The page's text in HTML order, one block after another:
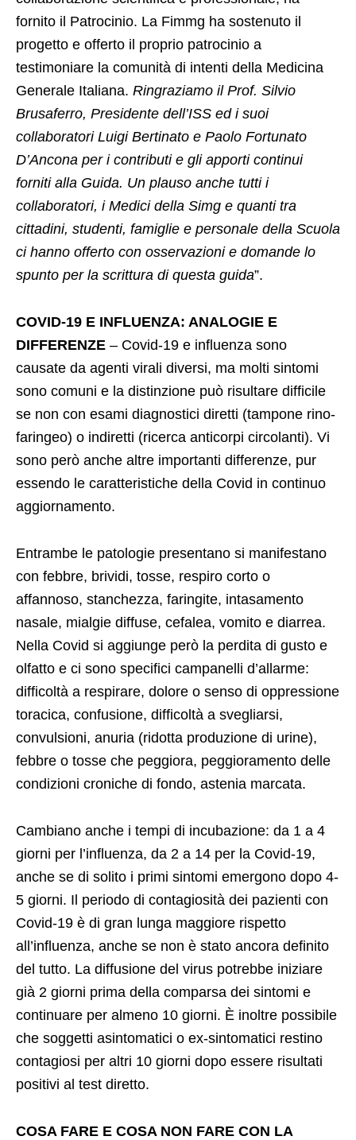
fornito il Patrocinio. La Fimmg ha sostenuto il
progetto e offerto il proprio patrocinio a
testimoniare la comunità di intenti della Medicina
Generale Italiana. Ringraziamo il Prof. Silvio
Brusaferro, Presidente dell’ISS ed i suoi
collaboratori Luigi Bertinato e Paolo Fortunato
D’Ancona per i contributi e gli apporti continui
forniti alla Guida. Un plauso anche tutti i
collaboratori, i Medici della Simg e quanti tra
cittadini, studenti, famiglie e personale della Scuola
ci hanno offerto con osservazioni e domande lo
spunto per la scrittura di questa guida”.
COVID-19 E INFLUENZA: ANALOGIE E
DIFFERENZE – Covid-19 e influenza sono
causate da agenti virali diversi, ma molti sintomi
sono comuni e la distinzione può risultare difficile
se non con esami diagnostici diretti (tampone rino-
faringeo) o indiretti (ricerca anticorpi circolanti). Vi
sono però anche altre importanti differenze, pur
essendo le caratteristiche della Covid in continuo
aggiornamento.
Entrambe le patologie presentano si manifestano
con febbre, brividi, tosse, respiro corto o
affannoso, stanchezza, faringite, intasamento
nasale, mialgie diffuse, cefalea, vomito e diarrea.
Nella Covid si aggiunge però la perdita di gusto e
olfatto e ci sono specifici campanelli d’allarme:
difficoltà a respirare, dolore o senso di oppressione
toracica, confusione, difficoltà a svegliarsi,
convulsioni, anuria (ridotta produzione di urine),
febbre o tosse che peggiora, peggioramento delle
condizioni croniche di fondo, astenia marcata.
Cambiano anche i tempi di incubazione: da 1 a 4
giorni per l’influenza, da 2 a 14 per la Covid-19,
anche se di solito i primi sintomi emergono dopo 4-
5 giorni. Il periodo di contagiosità dei pazienti con
Covid-19 è di gran lunga maggiore rispetto
all’influenza, anche se non è stato ancora definito
del tutto. La diffusione del virus potrebbe iniziare
già 2 giorni prima della comparsa dei sintomi e
continuare per almeno 10 giorni. È inoltre possibile
che soggetti asintomatici o ex-sintomatici restino
contagiosi per altri 10 giorni dopo essere risultati
positivi al test diretto.
COSA FARE E COSA NON FARE CON LA